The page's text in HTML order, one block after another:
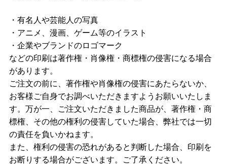
・有名人や芸能人の写真
・アニメ、漫画、ゲーム等のイラスト
・企業やブランドのロゴマーク
などの印刷は著作権・肖像権・商標権の侵害になる場合
があります。
ご注文の前に、著作権や肖像権の侵害にあたらないか、
お客様ご自身でお調べいただきますようお願いいたしま
す。万が一、ご注文いただきました商品が、著作権・商
標権、その他の権利の侵害していた場合、弊社では一切
の責任を負いかねます。
また、権利の侵害の恐れがあると判断した場合、印刷を
お断りする場合がございます。ご了承ください。